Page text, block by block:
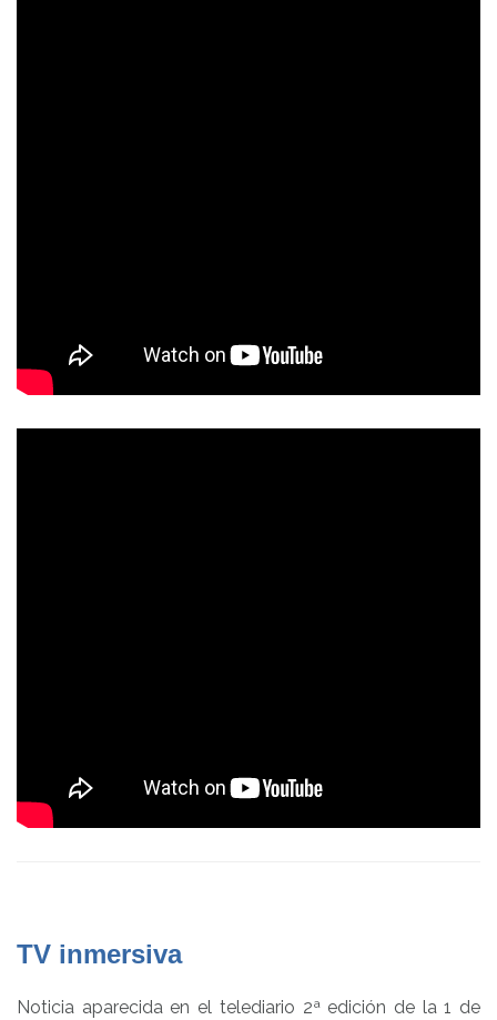
TV inmersiva
Noticia aparecida en el telediario 2ª edición de la 1 de